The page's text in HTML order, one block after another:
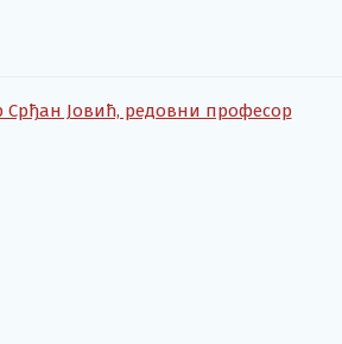
Срђан Јовић, редовни професор